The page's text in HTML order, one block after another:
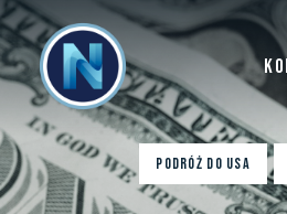
Podróż do USA